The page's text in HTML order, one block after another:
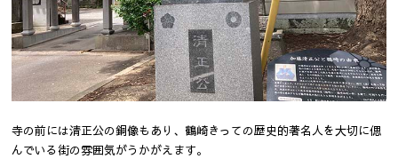
寺の前には清正公の銅像もあり、鶴崎きっての歴史的著名人を大切に偲
んでいる街の雰囲気がうかがえます。